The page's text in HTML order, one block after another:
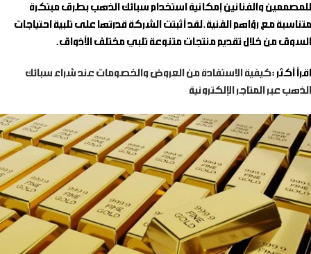
للمصممين والفنانين إمكانية استخدام سبائك الذهب بطرق مبتكرة
متناسبة مع رؤاهم الفنية. لقد أثبتت الشركة قدرتها على تلبية احتياجات
السوق من خلال تقديم منتجات متنوعة تلبي مختلف الأذواق.
اقرأ أكثر :كيفية الاستفادة من العروض والخصومات عند شراء سبائك
الذهب عبر المتاجر الإلكترونية